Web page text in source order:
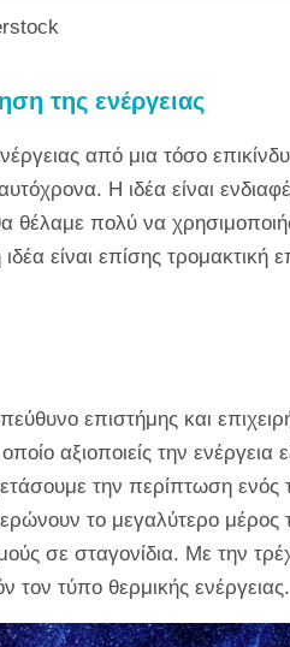
της ενέργειας
από μια τόσο
Η ιδέα είναι
θέλαμε πολύ να
είναι επίσης τρομακτική
επιστήμης και
αξιοποιείς την ενέργεια
την περίπτωση
το μεγαλύτερο μέρος
σε σταγονίδια. Με την
τον τύπο θερμικής ενέργειας.